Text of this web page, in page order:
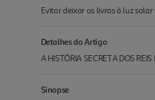
Evitar deixar os livros à luz
Detalhes do Artigo
A HISTÓRIA SECRETA DOS
Sinopse